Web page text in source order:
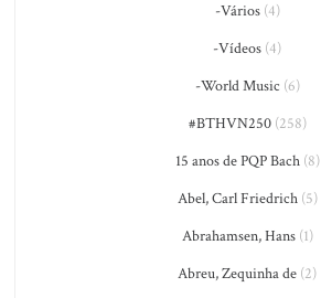
-Vários(4)
-Vídeos (4)
-World Music (6)
#BTHVN250(258)
15 anos de PQP Bach(8)
Abel, Carl Friedrich(5)
Abrahamsen, Hans(1)
Abreu, Zequinha de (2)